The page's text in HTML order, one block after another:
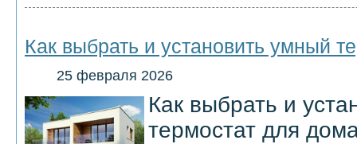
Как выбрать и установить умный
25 февраля 2026
Как выбрать и
термостат для